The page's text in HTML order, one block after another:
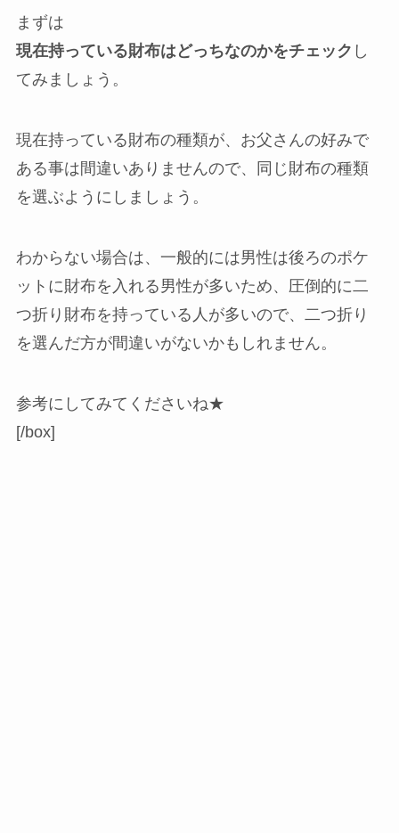
まずは
現在持っている財布はどっちなのかをチェック し
てみましょう。
現在持っている財布の種類が、お父さんの好みで
ある事は間違いありませんので、同じ財布の種類
を選ぶようにしましょう。
わからない場合は、一般的には男性は後ろのポケ
ットに財布を入れる男性が多いため、圧倒的に二
つ折り財布を持っている人が多いので、二つ折り
を選んだ方が間違いがないかもしれません。
参考にしてみてくださいね★
[/box]